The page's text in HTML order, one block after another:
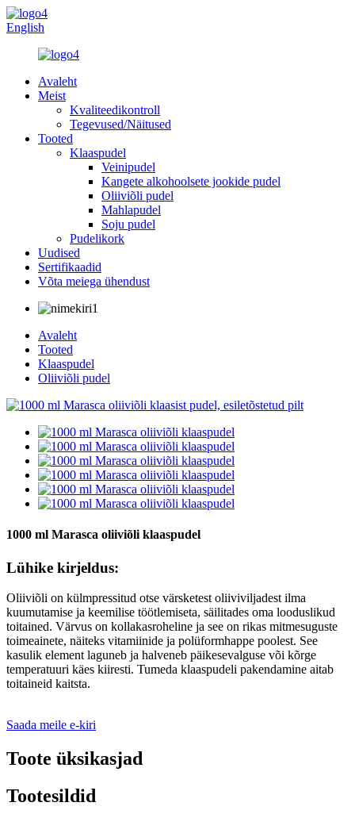
English
Avaleht
Meist
Kvaliteedikontroll
Tegevused/Näitused
Tooted
Klaaspudel
Veinipudel
Kangete alkohoolsete jookide pudel
Oliiviõli pudel
Mahlapudel
Soju pudel
Pudelikork
Uudised
Sertifikaadid
Võta meiega ühendust
Avaleht
Tooted
Klaaspudel
Oliiviõli pudel
1000 ml Marasca oliiviõli klaaspudel
Lühike kirjeldus:
Oliiviõli on külmpressitud otse värsketest oliiviviljadest ilma
kuumutamise ja keemilise töötlemiseta, säilitades oma looduslikud
toitained. Värvus on kollakasroheline ja see on rikas mitmesuguste
toimeainete, näiteks vitamiinide ja polüformhappe poolest. See
kasulik element laguneb ja halveneb päikesevalguse või kõrge
temperatuuri käes kiiresti. Tumeda klaaspudeli pakendamine aitab
toitaineid kaitsta.
Saada meile e-kiri
Toote üksikasjad
Tootesildid